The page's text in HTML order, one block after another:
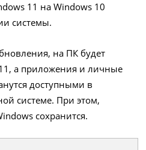
11 на Windows 10
системы.
на ПК будет
а приложения и личные
доступными в
системе. При этом,
сохранится.